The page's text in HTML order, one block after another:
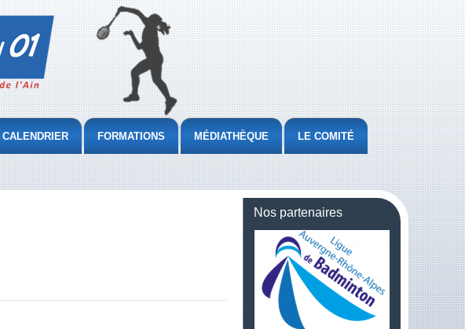
CALENDRIER FORMATIONS MÉDIATHÈQUE LE COMITÉ
Nos partenaires